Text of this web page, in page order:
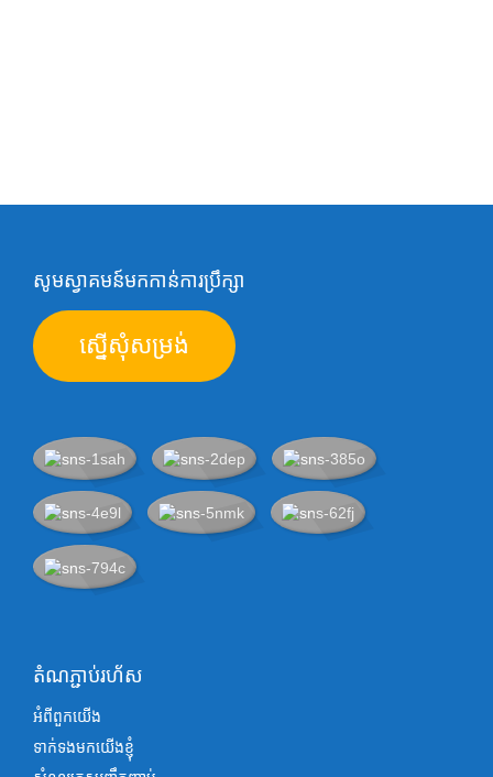
សូមស្វាគមន៍មកកាន់ការប្រឹក្សា
ស្នើសុំសម្រង់
តំណភ្ជាប់រហ័ស
អំពីពួកយើង
ទាក់ទងមកយើងខ្ញុំ